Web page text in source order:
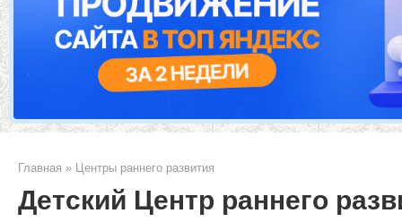
Главная » Центры раннего развития
Детский Центр раннего